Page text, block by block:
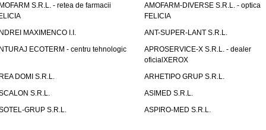
S.R.L. - retea de farmacii
AMOFARM-DIVERSE S.R.L. - optica
FELICIA
MAXIMENCO I.I.
ANT-SUPER-LANT S.R.L.
ECOTERM - centru tehnologic
APROSERVICE-X S.R.L. - dealer
oficialXEROX
DOMI S.R.L.
ARHETIPO GRUP S.R.L.
S.R.L.
ASIMED S.R.L.
GRUP S.R.L.
ASPIRO-MED S.R.L.